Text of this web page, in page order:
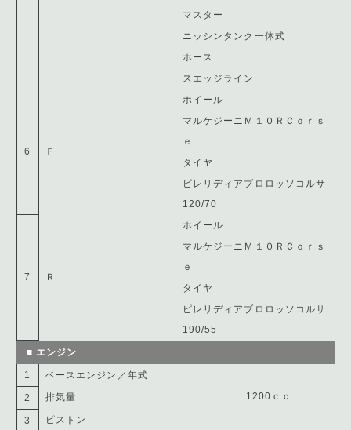
マスター
ニッシンタンク一体式
ホース
スエッジライン
6 Ｆ
ホイール
マルケジーニＭ１０ＲＣｏｒｓ
ｅ
タイヤ
ピレリディアブロロッソコルサ
120/70
7 Ｒ
ホイール
マルケジーニＭ１０ＲＣｏｒｓ
ｅ
タイヤ
ピレリディアブロロッソコルサ
190/55
■ エンジン
1 ベースエンジン／年式
2 排気量 1200ｃｃ
3 ピストン